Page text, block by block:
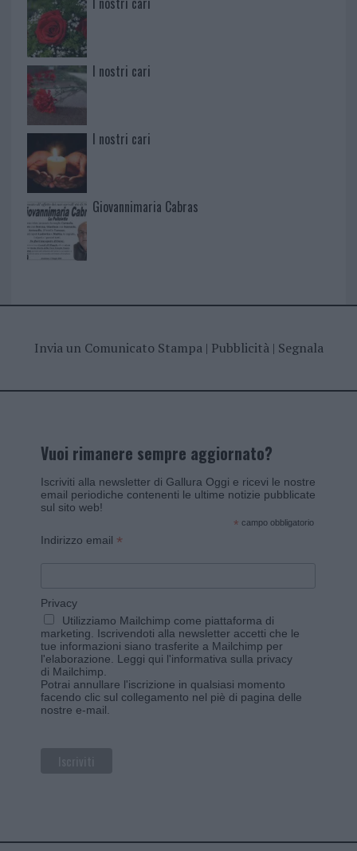
I nostri cari
I nostri cari
Giovannimaria Cabras
Invia un Comunicato Stampa| Pubblicità| Segnala
Vuoi rimanere sempre aggiornato?
Iscriviti alla newsletter di Gallura Oggi e ricevi le nostre
email periodiche contenenti le ultime notizie pubblicate
sul sito web!
* campo obbligatorio
Indirizzo email *
Privacy
Utilizziamo Mailchimp come piattaforma di
marketing. Iscrivendoti alla newsletter accetti che le
tue informazioni siano trasferite a Mailchimp per
l'elaborazione. Leggi qui l'informativa sulla privacy
di Mailchimp.
Potrai annullare l'iscrizione in qualsiasi momento
facendo clic sul collegamento nel piè di pagina delle
nostre e-mail.